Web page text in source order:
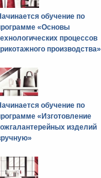
обучение по
«Основы
процессов
производства»
обучение по
«Изготовление
изделий